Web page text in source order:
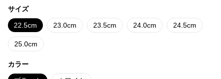
サイズ
22.5cm 23.0cm 23.5cm 24.0cm 24.5cm
25.0cm
カラー